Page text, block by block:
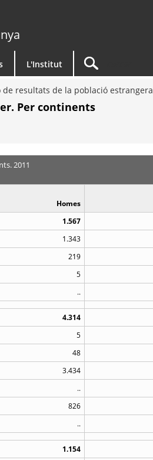
L'Institut
de resultats de la població estrangera
Per continents
2011
Homes
1.567
1.343
219
5
..
4.314
5
48
3.434
..
826
..
1.154